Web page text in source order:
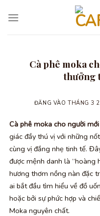
qua
Cà phê moka
thưởng
ĐĂNG VÀO THÁNG 3
Cà phê moka cho người mới
giác đầy thú vị với những
cùng vị đắng nhẹ tinh tế.
được mệnh danh là “hoàng
hương thơm nồng nàn đặc
ai bắt đầu tìm hiểu về đồ
hoặc bởi sự phức hợp và
Moka nguyên chất.